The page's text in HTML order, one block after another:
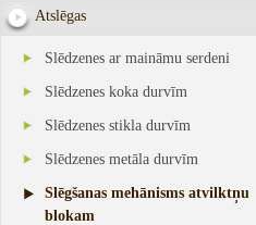
Atslēgas
Slēdzenes ar maināmu serdeni
Slēdzenes koka durvīm
Slēdzenes stikla durvīm
Slēdzenes metāla durvīm
Slēgšanas mehānisms atvilktņu
blokam